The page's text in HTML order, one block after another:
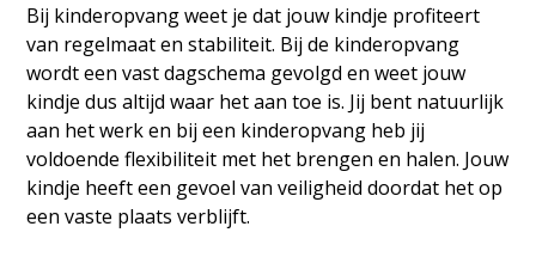
Bij kinderopvang weet je dat jouw kindje profiteert
van regelmaat en stabiliteit. Bij de kinderopvang
wordt een vast dagschema gevolgd en weet jouw
kindje dus altijd waar het aan toe is. Jij bent natuurlijk
aan het werk en bij een kinderopvang heb jij
voldoende flexibiliteit met het brengen en halen. Jouw
kindje heeft een gevoel van veiligheid doordat het op
een vaste plaats verblijft.